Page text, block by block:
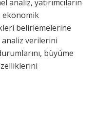
analiz, yatırımcıların
ekonomik
belirlemelerine
analiz verilerini
büyüme